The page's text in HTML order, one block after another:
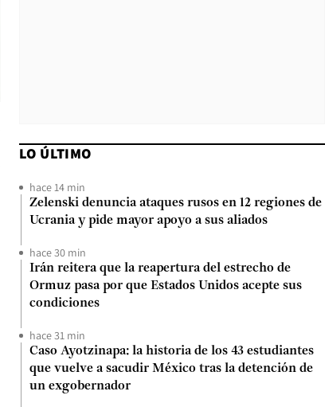
LO ÚLTIMO
hace 14 min
Zelenski denuncia ataques rusos en 12 regiones de
Ucrania y pide mayor apoyo a sus aliados
hace 30 min
Irán reitera que la reapertura del estrecho de
Ormuz pasa por que Estados Unidos acepte sus
condiciones
hace 31 min
Caso Ayotzinapa: la historia de los 43 estudiantes
que vuelve a sacudir México tras la detención de
un exgobernador